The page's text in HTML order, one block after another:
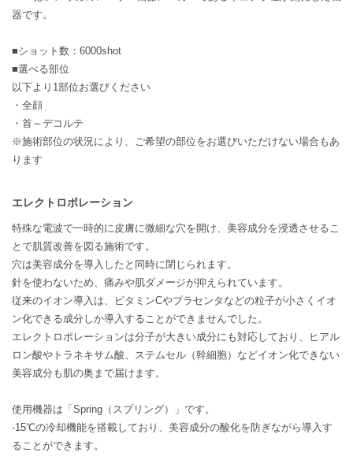
器です。
■ショット数：6000shot
■選べる部位
以下より1部位お選びください
・全顔
・首～デコルテ
※施術部位の状況により、ご希望の部位をお選びいただけない場合もあ
ります
エレクトロポレーション
特殊な電波で一時的に皮膚に微細な穴を開け、美容成分を浸透させるこ
とで肌質改善を図る施術です。
穴は美容成分を導入したと同時に閉じられます。
針を使わないため、痛みや肌ダメージが抑えられています。
従来のイオン導入は、ビタミンCやプラセンタなどの粒子が小さくイオ
ン化できる成分しか導入することができませんでした。
エレクトロポレーションは分子が大きい成分にも対応しており、ヒアル
ロン酸やトラネキサム酸、ステムセル（幹細胞）などイオン化できない
美容成分も肌の奥まで届けます。
使用機器は「Spring（スプリング）」です。
-15℃の冷却機能を搭載しており、美容成分の酸化を防ぎながら導入す
ることができます。